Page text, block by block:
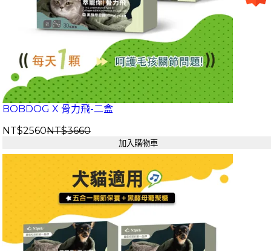
BOBDOG X 骨力飛-二盒
NT$2560NT$3660
加入購物車